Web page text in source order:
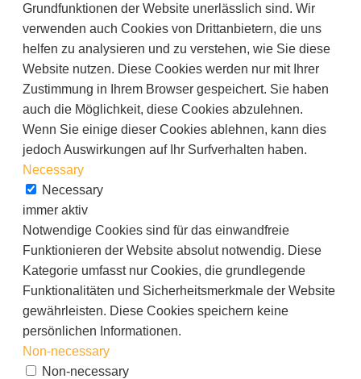
Grundfunktionen der Website unerlässlich sind. Wir
verwenden auch Cookies von Drittanbietern, die uns
helfen zu analysieren und zu verstehen, wie Sie diese
Website nutzen. Diese Cookies werden nur mit Ihrer
Zustimmung in Ihrem Browser gespeichert. Sie haben
auch die Möglichkeit, diese Cookies abzulehnen.
Wenn Sie einige dieser Cookies ablehnen, kann dies
jedoch Auswirkungen auf Ihr Surfverhalten haben.
Necessary
Necessary
immer aktiv
Notwendige Cookies sind für das einwandfreie
Funktionieren der Website absolut notwendig. Diese
Kategorie umfasst nur Cookies, die grundlegende
Funktionalitäten und Sicherheitsmerkmale der Website
gewährleisten. Diese Cookies speichern keine
persönlichen Informationen.
Non-necessary
Non-necessary